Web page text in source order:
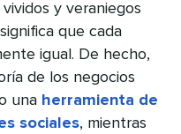
y veraniegos
que cada
igual. De hecho,
de los negocios
una herramienta de
sociales, mientras